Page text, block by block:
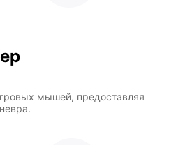
мышей, предоставляя